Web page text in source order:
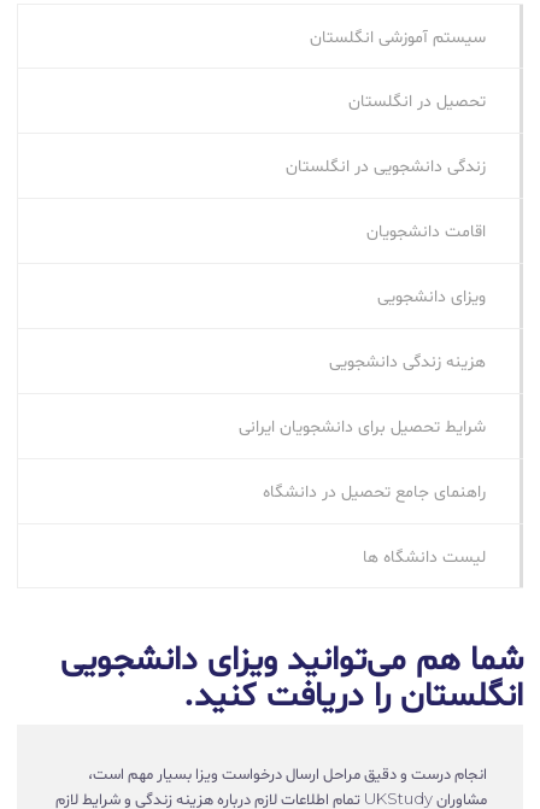
سیستم آموزشی انگلستان
تحصیل در انگلستان
زندگی دانشجویی در انگلستان
اقامت دانشجویان
ویزای دانشجویی
هزینه زندگی دانشجویی
شرایط تحصیل برای دانشجویان ایرانی
راهنمای جامع تحصیل در دانشگاه
لیست دانشگاه ها
شما هم می‌توانید ویزای دانشجویی
انگلستان را دریافت کنید.
انجام درست و دقیق مراحل ارسال درخواست ویزا بسیار مهم است،
مشاوران UKStudy تمام اطلاعات لازم درباره هزینه زندگی و شرایط لازم